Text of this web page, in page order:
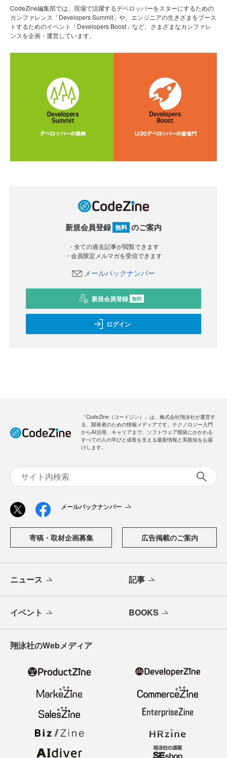
CodeZine編集部では、現場で活躍するデベロッパーをスターにするための
カンファレンス「Developers Summit」や、エンジニアの生きざまをブース
トするためのイベント「Developers Boost」など、さまざまなカンファレ
ンスを企画・運営しています。
新規会員登録 無料 のご案内
・全ての過去記事が閲覧できます
・会員限定メルマガを受信できます
メールバックナンバー
新規会員登録 無料
ログイン
「CodeZine（コードジン）」は、株式会社翔泳社が運営す
る、開発者のための情報メディアです。テクノロジー入門
からAI活用、キャリアまで、ソフトウェア開発にかかわる
すべての人の学びと成長を支える最新情報と実践知をお届
けします。
メールバックナンバー
寄稿・取材企画募集 広告掲載のご案内
ニュース 記事
イベント BOOKS
翔泳社のWebメディア